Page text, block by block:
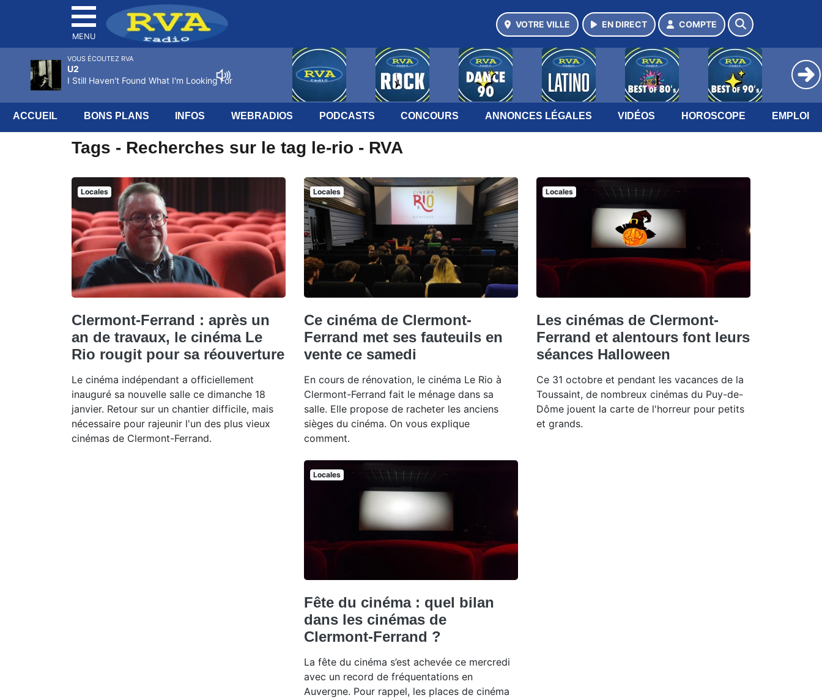
MENU
VOTRE VILLE EN DIRECT COMPTE
ACCUEIL BONS PLANS INFOS WEBRADIOS PODCASTS CONCOURS ANNONCES LÉGALES VIDÉOS HOROSCOPE EMPLOI
Tags - Recherches sur le tag le-rio - RVA
Locales
Clermont-Ferrand : après un
an de travaux, le cinéma Le
Rio rougit pour sa réouverture
Le cinéma indépendant a officiellement
inauguré sa nouvelle salle ce dimanche 18
janvier. Retour sur un chantier difficile, mais
nécessaire pour rajeunir l'un des plus vieux
cinémas de Clermont-Ferrand.
Locales
Ce cinéma de Clermont-
Ferrand met ses fauteuils en
vente ce samedi
En cours de rénovation, le cinéma Le Rio à
Clermont-Ferrand fait le ménage dans sa
salle. Elle propose de racheter les anciens
sièges du cinéma. On vous explique
comment.
Locales
Les cinémas de Clermont-
Ferrand et alentours font leurs
séances Halloween
Ce 31 octobre et pendant les vacances de la
Toussaint, de nombreux cinémas du Puy-de-
Dôme jouent la carte de l'horreur pour petits
et grands.
Locales
Fête du cinéma : quel bilan
dans les cinémas de
Clermont-Ferrand ?
La fête du cinéma s’est achevée ce mercredi
avec un record de fréquentations en
Auvergne. Pour rappel, les places de cinéma
VOUS ÉCOUTEZ RVA
U2
I Still Haven't Found What I'm Looking For